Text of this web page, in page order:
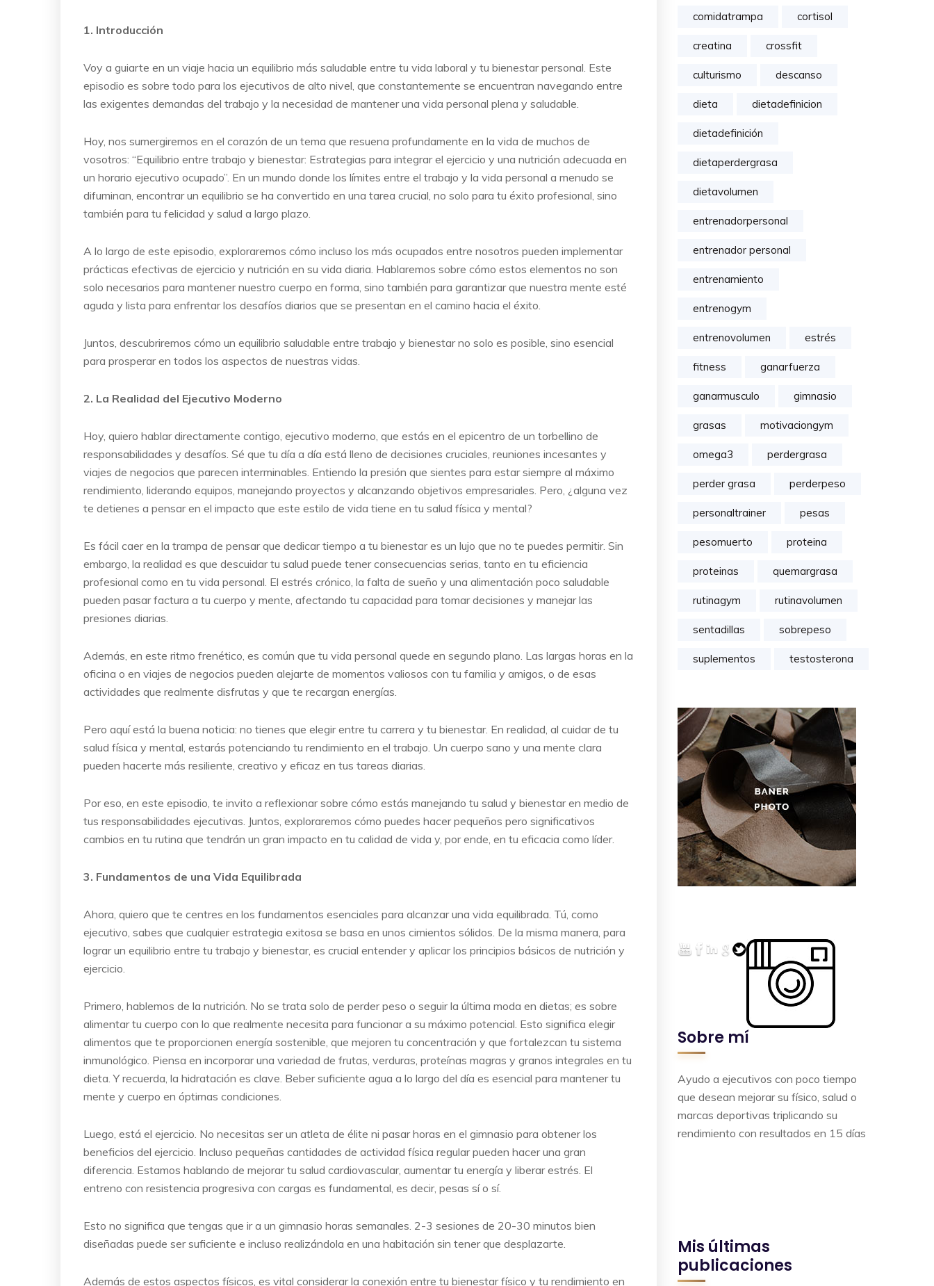
1. Introducción
Voy a guiarte en un viaje hacia un equilibrio más saludable entre tu vida laboral y tu bienestar personal. Este
episodio es sobre todo para los ejecutivos de alto nivel, que constantemente se encuentran navegando entre
las exigentes demandas del trabajo y la necesidad de mantener una vida personal plena y saludable.
Hoy, nos sumergiremos en el corazón de un tema que resuena profundamente en la vida de muchos de
vosotros: “Equilibrio entre trabajo y bienestar: Estrategias para integrar el ejercicio y una nutrición adecuada en
un horario ejecutivo ocupado”. En un mundo donde los límites entre el trabajo y la vida personal a menudo se
difuminan, encontrar un equilibrio se ha convertido en una tarea crucial, no solo para tu éxito profesional, sino
también para tu felicidad y salud a largo plazo.
A lo largo de este episodio, exploraremos cómo incluso los más ocupados entre nosotros pueden implementar
prácticas efectivas de ejercicio y nutrición en su vida diaria. Hablaremos sobre cómo estos elementos no son
solo necesarios para mantener nuestro cuerpo en forma, sino también para garantizar que nuestra mente esté
aguda y lista para enfrentar los desafíos diarios que se presentan en el camino hacia el éxito.
Juntos, descubriremos cómo un equilibrio saludable entre trabajo y bienestar no solo es posible, sino esencial
para prosperar en todos los aspectos de nuestras vidas.
2. La Realidad del Ejecutivo Moderno
Hoy, quiero hablar directamente contigo, ejecutivo moderno, que estás en el epicentro de un torbellino de
responsabilidades y desafíos. Sé que tu día a día está lleno de decisiones cruciales, reuniones incesantes y
viajes de negocios que parecen interminables. Entiendo la presión que sientes para estar siempre al máximo
rendimiento, liderando equipos, manejando proyectos y alcanzando objetivos empresariales. Pero, ¿alguna vez
te detienes a pensar en el impacto que este estilo de vida tiene en tu salud física y mental?
Es fácil caer en la trampa de pensar que dedicar tiempo a tu bienestar es un lujo que no te puedes permitir. Sin
embargo, la realidad es que descuidar tu salud puede tener consecuencias serias, tanto en tu eficiencia
profesional como en tu vida personal. El estrés crónico, la falta de sueño y una alimentación poco saludable
pueden pasar factura a tu cuerpo y mente, afectando tu capacidad para tomar decisiones y manejar las
presiones diarias.
Además, en este ritmo frenético, es común que tu vida personal quede en segundo plano. Las largas horas en la
oficina o en viajes de negocios pueden alejarte de momentos valiosos con tu familia y amigos, o de esas
actividades que realmente disfrutas y que te recargan energías.
Pero aquí está la buena noticia: no tienes que elegir entre tu carrera y tu bienestar. En realidad, al cuidar de tu
salud física y mental, estarás potenciando tu rendimiento en el trabajo. Un cuerpo sano y una mente clara
pueden hacerte más resiliente, creativo y eficaz en tus tareas diarias.
Por eso, en este episodio, te invito a reflexionar sobre cómo estás manejando tu salud y bienestar en medio de
tus responsabilidades ejecutivas. Juntos, exploraremos cómo puedes hacer pequeños pero significativos
cambios en tu rutina que tendrán un gran impacto en tu calidad de vida y, por ende, en tu eficacia como líder.
3. Fundamentos de una Vida Equilibrada
Ahora, quiero que te centres en los fundamentos esenciales para alcanzar una vida equilibrada. Tú, como
ejecutivo, sabes que cualquier estrategia exitosa se basa en unos cimientos sólidos. De la misma manera, para
lograr un equilibrio entre tu trabajo y bienestar, es crucial entender y aplicar los principios básicos de nutrición y
ejercicio.
Primero, hablemos de la nutrición. No se trata solo de perder peso o seguir la última moda en dietas; es sobre
alimentar tu cuerpo con lo que realmente necesita para funcionar a su máximo potencial. Esto significa elegir
alimentos que te proporcionen energía sostenible, que mejoren tu concentración y que fortalezcan tu sistema
inmunológico. Piensa en incorporar una variedad de frutas, verduras, proteínas magras y granos integrales en tu
dieta. Y recuerda, la hidratación es clave. Beber suficiente agua a lo largo del día es esencial para mantener tu
mente y cuerpo en óptimas condiciones.
Luego, está el ejercicio. No necesitas ser un atleta de élite ni pasar horas en el gimnasio para obtener los
beneficios del ejercicio. Incluso pequeñas cantidades de actividad física regular pueden hacer una gran
diferencia. Estamos hablando de mejorar tu salud cardiovascular, aumentar tu energía y liberar estrés. El
entreno con resistencia progresiva con cargas es fundamental, es decir, pesas sí o sí.
Esto no significa que tengas que ir a un gimnasio horas semanales. 2-3 sesiones de 20-30 minutos bien
diseñadas puede ser suficiente e incluso realizándola en una habitación sin tener que desplazarte.
Además de estos aspectos físicos, es vital considerar la conexión entre tu bienestar físico y tu rendimiento en
comidatrampa cortisol
creatina crossfit
culturismo descanso
dieta dietadefinicion
dietadefinición
dietaperdergrasa
dietavolumen
entrenadorpersonal
entrenador personal
entrenamiento
entrenogym
entrenovolumen estrés
fitness ganarfuerza
ganarmusculo gimnasio
grasas motivaciongym
omega3 perdergrasa
perder grasa perderpeso
personaltrainer pesas
pesomuerto proteina
proteinas quemargrasa
rutinagym rutinavolumen
sentadillas sobrepeso
suplementos testosterona
Sobre mí
Ayudo a ejecutivos con poco tiempo
que desean mejorar su físico, salud o
marcas deportivas triplicando su
rendimiento con resultados en 15 días
Mis últimas
publicaciones